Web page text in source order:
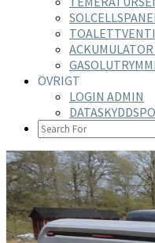
ÖVRIGT
LOGIN ADMIN
SEARCH
ICON
https://